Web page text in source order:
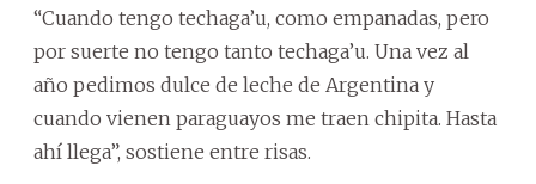
“Cuando tengo techaga’u, como empanadas, pero
por suerte no tengo tanto techaga’u. Una vez al
año pedimos dulce de leche de Argentina y
cuando vienen paraguayos me traen chipita. Hasta
ahí llega”, sostiene entre risas.